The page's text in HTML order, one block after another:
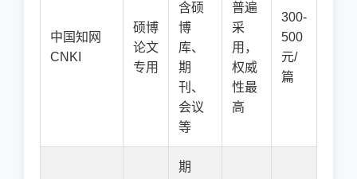
中国知网
CNKI
硕博
论文
专用
含硕
博
库、
期
刊、
会议
等
普遍
采
用，
权威
性最
高
300-
500
元/
篇
期